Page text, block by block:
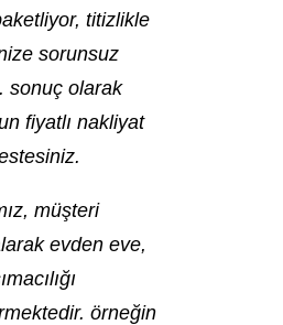
titizlikle
sorunsuz
sonuç olarak
fiyatlı nakliyat
müşteri
evden eve,
örneğin